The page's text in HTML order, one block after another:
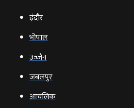
इंदौर
भोपाल
उज्‍जैन
जबलपुर
आचंलिक